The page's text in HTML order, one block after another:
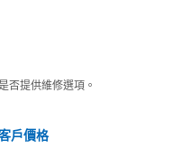
否提供維修選項。
戶價格